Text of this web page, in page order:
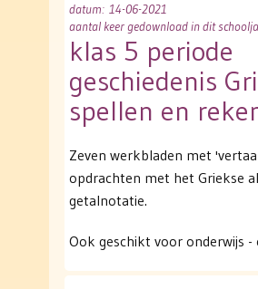
datum: 14-06-2021
aantal keer gedownload in dit
klas 5 periode
geschiedenis
spellen en
Zeven werkbladen met
opdrachten met het Griekse
getalnotatie.
Ook geschikt voor onderwijs -